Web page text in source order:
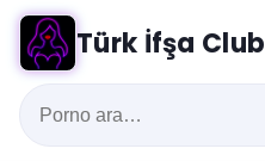
Türk İfşa Club